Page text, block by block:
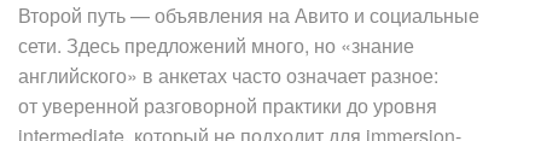
Второй путь — объявления на Авито и социальные
сети. Здесь предложений много, но «знание
английского» в анкетах часто означает разное:
от уверенной разговорной практики до уровня